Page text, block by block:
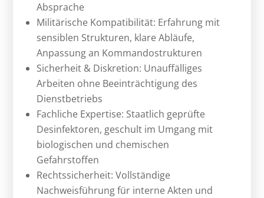
Absprache
Militärische Kompatibilität: Erfahrung mit
sensiblen Strukturen, klare Abläufe,
Anpassung an Kommandostrukturen
Sicherheit & Diskretion: Unauffälliges
Arbeiten ohne Beeinträchtigung des
Dienstbetriebs
Fachliche Expertise: Staatlich geprüfte
Desinfektoren, geschult im Umgang mit
biologischen und chemischen
Gefahrstoffen
Rechtssicherheit: Vollständige
Nachweisführung für interne Akten und